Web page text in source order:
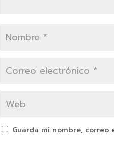
Guarda mi nombre,